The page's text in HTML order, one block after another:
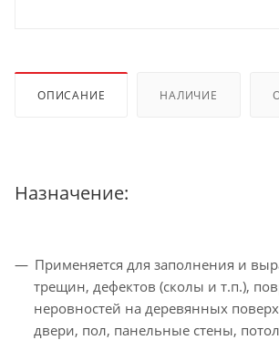
ОПИСАНИЕ НАЛИЧИЕ
Назначение:
Применяется для заполнения и
трещин, дефектов (сколы и т.п.),
неровностей на деревянных
двери, пол, панельные стены,